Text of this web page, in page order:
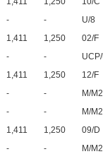
- - U/8
1,411 1,250 02/F
- -
1,411 1,250 12/F
- - M/
- - M/
1,411 1,250 09/D
- - M/